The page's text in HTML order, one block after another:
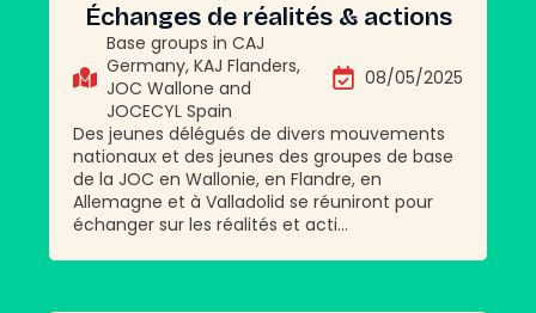
Échanges de réalités & actions
Base groups in CAJ
Germany, KAJ Flanders,
JOC Wallone and
JOCECYL Spain
08/05/2025
Des jeunes délégués de divers mouvements
nationaux et des jeunes des groupes de base
de la JOC en Wallonie, en Flandre, en
Allemagne et à Valladolid se réuniront pour
échanger sur les réalités et acti...